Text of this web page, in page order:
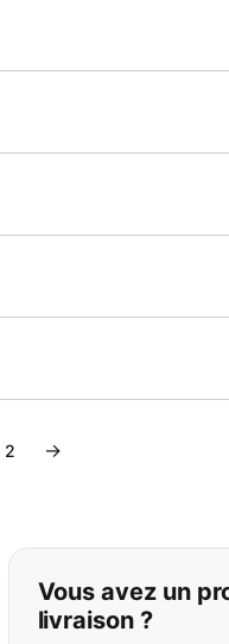
2 →
vous
Vous avez un
livraison ?